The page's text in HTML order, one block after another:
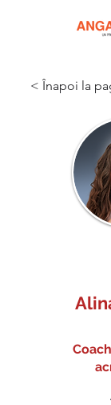
< Înapoi la